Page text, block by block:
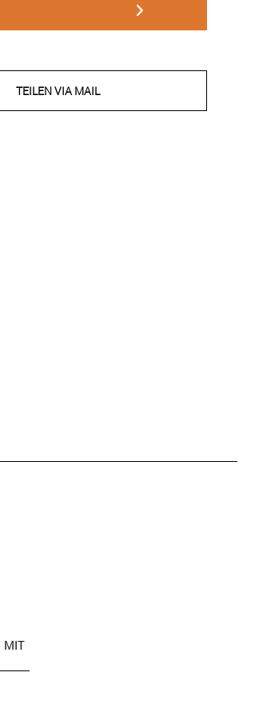
TEILEN VIA MAIL
MIT